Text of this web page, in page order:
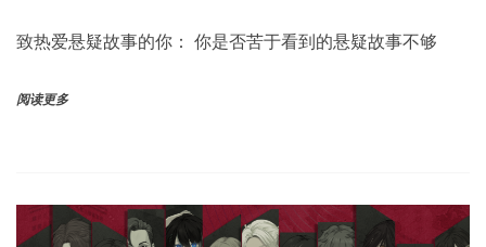
致热爱悬疑故事的你： 你是否苦于看到的悬疑故事不够
阅读更多